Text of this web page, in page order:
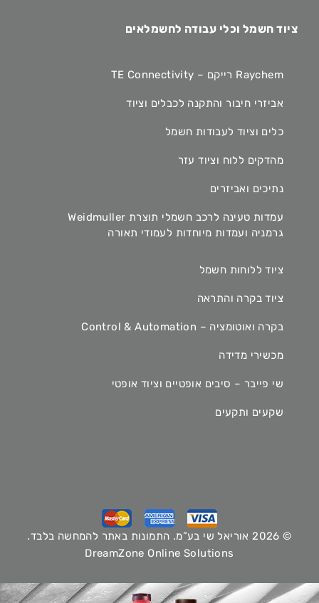
ציוד חשמל וכלי עבודה לחשמלאים
Raychem רייקם – TE Connectivity
אביזרי חיבור והתקנה לכבלים וציוד
כלים וציוד לעבודות חשמל
מהדקים ללוח וציוד עזר
נתיכים ואביזרים
עמדות טעינה לרכב חשמלי תוצרת Weidmuller
גרמניה ועמדות מיוחדות לעמודי תאורה
ציוד ללוחות חשמל
ציוד בקרה והתראה
בקרה ואוטומציה – Control & Automation
מכשירי מדידה
שי פייבר – סיבים אופטיים וציוד אופטי
שקעים ותקעים
© 2026 אוריאל שי בע”מ. התמונות באתר להמחשה בלבד.
DreamZone Online Solutions